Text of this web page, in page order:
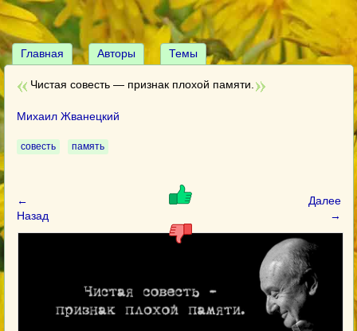
Главная Авторы Темы
Чистая совесть — признак плохой памяти.
Михаил Жванецкий
совесть память
←
Назад
Далее
→